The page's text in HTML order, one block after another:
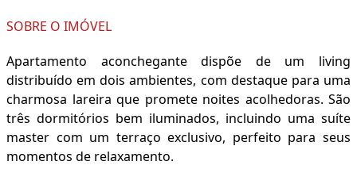
SOBRE O IMÓVEL
Apartamento aconchegante dispõe de um living
distribuído em dois ambientes, com destaque para uma
charmosa lareira que promete noites acolhedoras. São
três dormitórios bem iluminados, incluindo uma suíte
master com um terraço exclusivo, perfeito para seus
momentos de relaxamento.